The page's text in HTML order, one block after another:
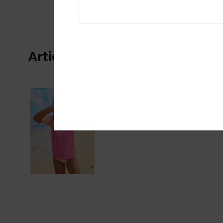
Articles vus récemment